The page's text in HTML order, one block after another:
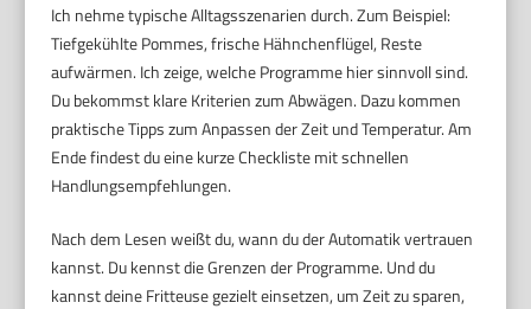
Ich nehme typische Alltagsszenarien durch. Zum Beispiel:
Tiefgekühlte Pommes, frische Hähnchenflügel, Reste
aufwärmen. Ich zeige, welche Programme hier sinnvoll sind.
Du bekommst klare Kriterien zum Abwägen. Dazu kommen
praktische Tipps zum Anpassen der Zeit und Temperatur. Am
Ende findest du eine kurze Checkliste mit schnellen
Handlungsempfehlungen.
Nach dem Lesen weißt du, wann du der Automatik vertrauen
kannst. Du kennst die Grenzen der Programme. Und du
kannst deine Fritteuse gezielt einsetzen, um Zeit zu sparen,